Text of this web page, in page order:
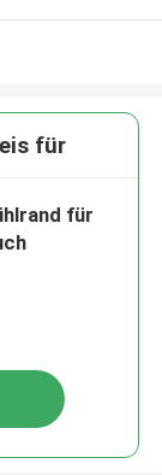
für
für